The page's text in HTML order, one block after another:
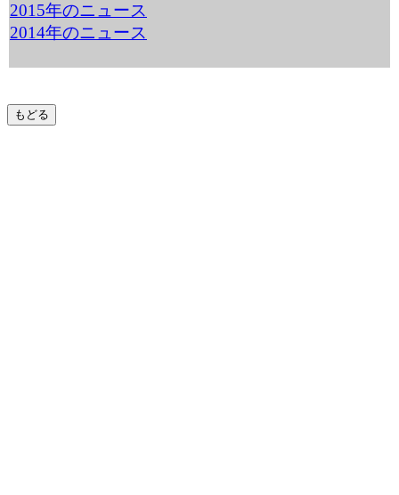
2015年のニュース
2014年のニュース